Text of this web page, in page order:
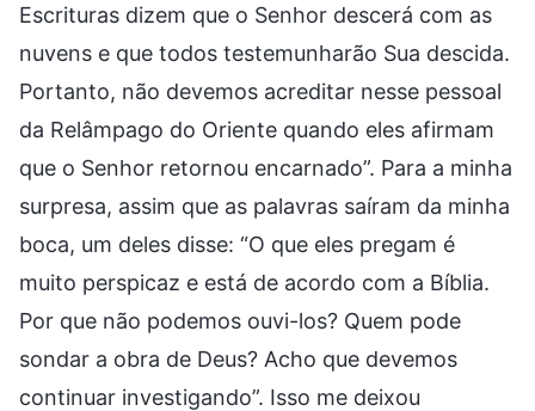
Escrituras dizem que o Senhor descerá com as
nuvens e que todos testemunharão Sua descida.
Portanto, não devemos acreditar nesse pessoal
da Relâmpago do Oriente quando eles afirmam
que o Senhor retornou encarnado”. Para a minha
surpresa, assim que as palavras saíram da minha
boca, um deles disse: “O que eles pregam é
muito perspicaz e está de acordo com a Bíblia.
Por que não podemos ouvi-los? Quem pode
sondar a obra de Deus? Acho que devemos
continuar investigando”. Isso me deixou